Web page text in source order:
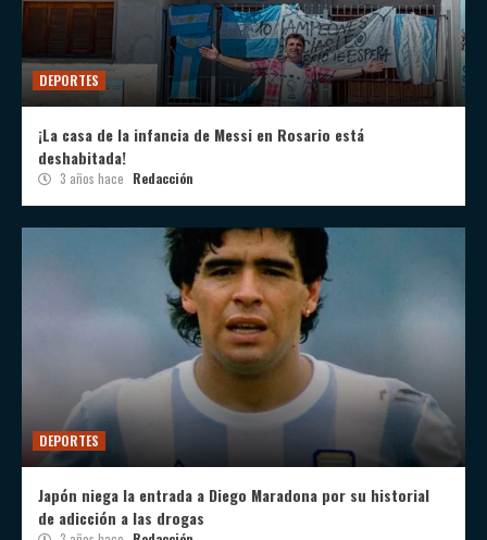
DEPORTES
¡La casa de la infancia de Messi en Rosario está
deshabitada!
3 años hace Redacción
DEPORTES
Japón niega la entrada a Diego Maradona por su historial
de adicción a las drogas